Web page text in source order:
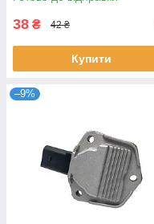
38 ₴ 42 ₴
Купити
–9%